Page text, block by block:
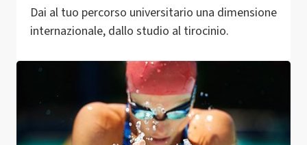
Dai al tuo percorso universitario una dimensione
internazionale, dallo studio al tirocinio.